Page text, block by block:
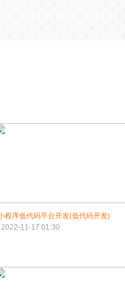
程序低代码平台开发(低代码开发)
2022-11-17 01:30